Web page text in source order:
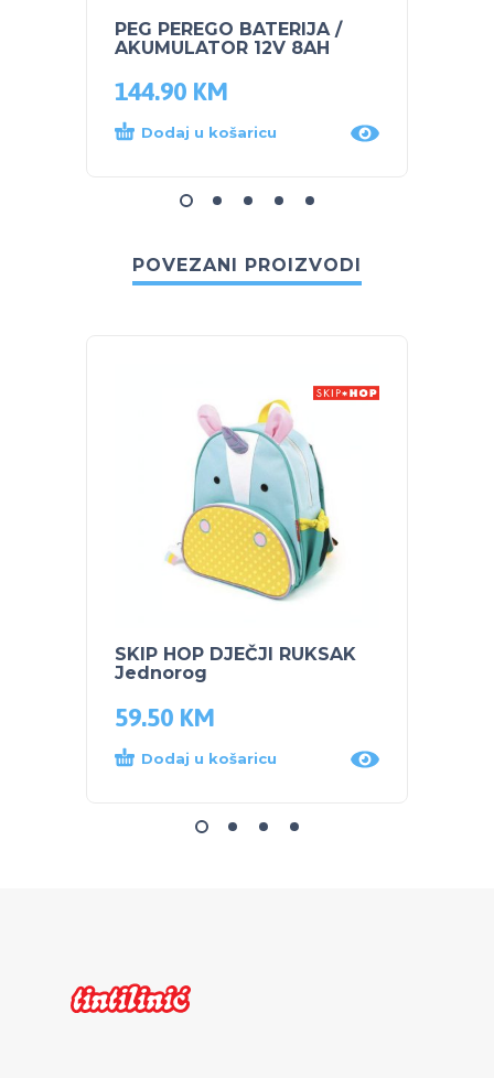
PEG PEREGO BATERIJA /
AKUMULATOR 12V 8AH
144.90 KM
Dodaj u košaricu
POVEZANI PROIZVODI
SKIP HOP DJEČJI RUKSAK
Jednorog
59.50 KM
Dodaj u košaricu